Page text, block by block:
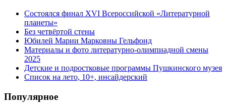
Состоялся финал XVI Всероссийской «Литературной
планеты»
Без четвёртой стены
Юбилей Марии Марковны Гельфонд
Материалы и фото литературно-олимпиадной смены
2025
Детские и подростковые программы Пушкинского музея
Список на лето, 10+, инсайдерский
Популярное